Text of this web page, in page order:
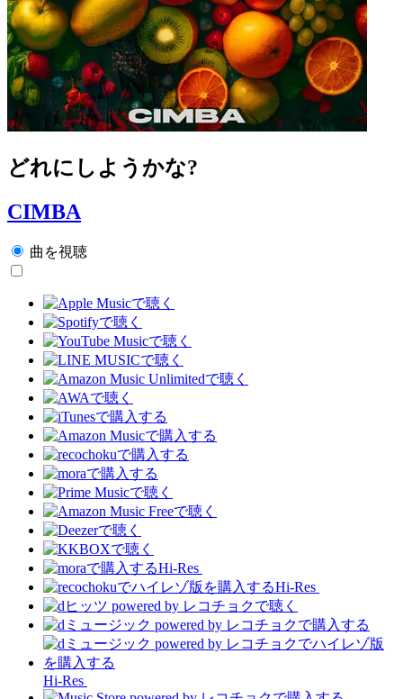
どれにしようかな?
CIMBA
曲を視聴
Hi-Res
Hi-Res
Hi-Res